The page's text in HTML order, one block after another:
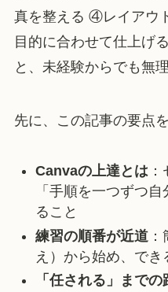
真を整える ④レイアウ
目的に合わせて仕上げ
と、未経験からでも無
先に、この記事の要点
Canvaの上達とは：
「手順を一つずつ
ること
練習の順番が近道：
え）から始め、で
「任される」までの